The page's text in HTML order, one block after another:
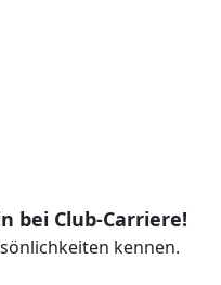
bei Club-Carriere!
kennen.